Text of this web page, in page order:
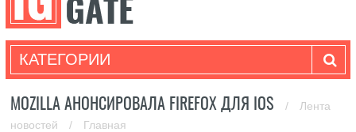
КАТЕГОРИИ
MOZILLA АНОНСИРОВАЛА FIREFOX ДЛЯ IOS /
Лента
новостей
/ Главная